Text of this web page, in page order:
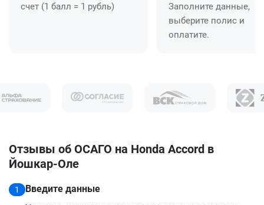
счет (1 балл = 1 рубль)
Заполните данные,
выберите полис и
оплатите.
Отзывы об ОСАГО на Honda Accord в
Йошкар-Оле
1
Введите данные